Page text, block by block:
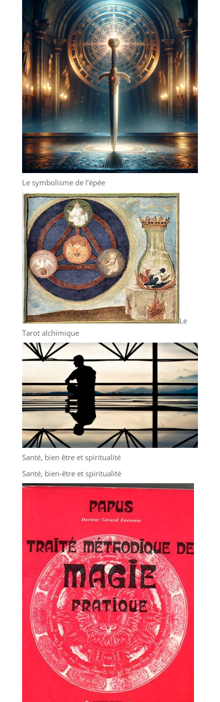
Le symbolisme de l’épée
Le
Tarot alchimique
Santé, bien être et spiritualité
Santé, bien-être et spiritualité